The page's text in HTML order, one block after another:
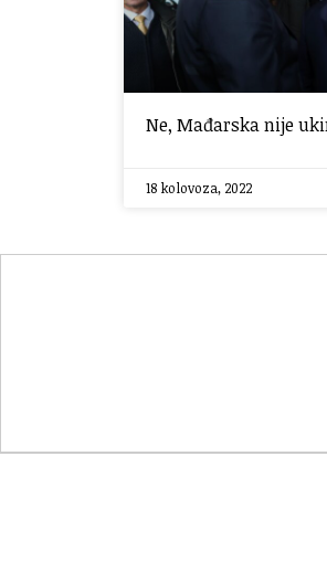
Ne, Mađarska nije
18 kolovoza, 2022